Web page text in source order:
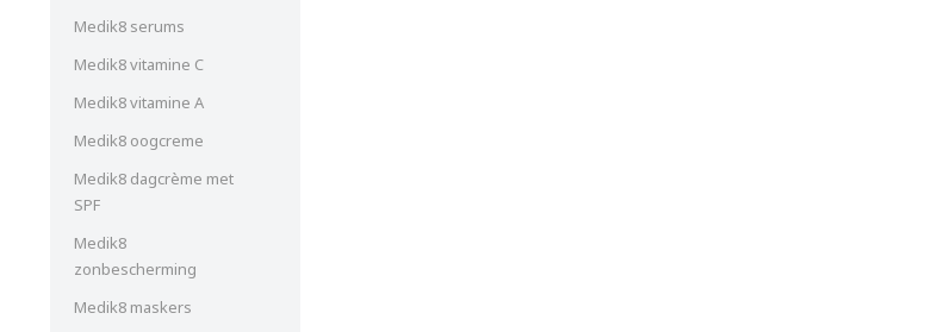
Medik8 serums
Medik8 vitamine C
Medik8 vitamine A
Medik8 oogcreme
Medik8 dagcrème met
SPF
Medik8
zonbescherming
Medik8 maskers